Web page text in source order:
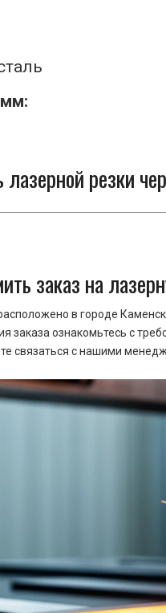
лазерной резки
заказ на
в городе
заказа ознакомьтесь с
связаться с нашими